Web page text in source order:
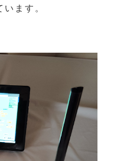
ます。